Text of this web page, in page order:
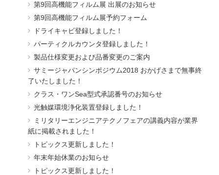
第9回高機能フィルム展 出展のお知らせ
第9回高機能フィルム展予約フォーム
ドライキャビ登録しました！
パーティクルカウンタ登録しました！
製品仕様変更および品番変更のご案内
サミージャパンシンポジウム2018 おかげさまで無事終
了いたしました！
クラス・ワンSea型式承認番号のお知らせ
光触媒環境浄化装置登録しました！
ミリタリーエンジニアテクノフェアの講義内容が業界
紙に掲載されました！
トピックス更新しました！
年末年始休業のお知らせ
トピックス更新しました！